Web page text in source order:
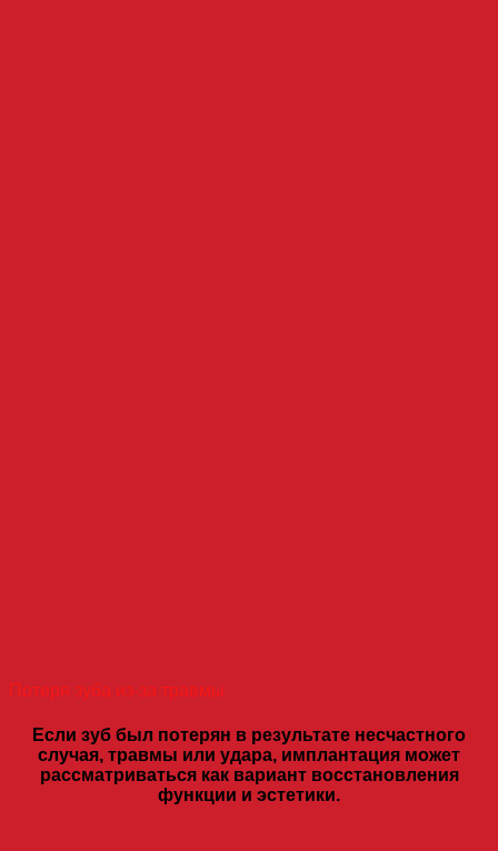
Потеря зуба из-за травмы
Если зуб был потерян в результате несчастного
случая, травмы или удара, имплантация может
рассматриваться как вариант восстановления
функции и эстетики.